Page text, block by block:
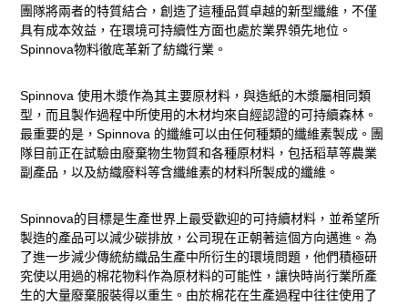
團隊將兩者的特質結合，創造了這種品質卓越的新型纖維，不僅
具有成本效益，在環境可持續性方面也處於業界領先地位。
Spinnova物料徹底革新了紡織行業。
Spinnova使用木漿作為其主要原材料，與造紙的木漿屬相同類
型，而且製作過程中所使用的木材均來自經認證的可持續森林。
最重要的是，Spinnova 的纖維可以由任何種類的纖維素製成。團
隊目前正在試驗由廢棄物生物質和各種原材料，包括稻草等農業
副產品，以及紡織廢料等含纖維素的材料所製成的纖維。
Spinnova的目標是生產世界上最受歡迎的可持續材料，並希望所
製造的產品可以減少碳排放，公司現在正朝著這個方向邁進。為
了進一步減少傳統紡織品生產中所衍生的環境問題，他們積極研
究使以用過的棉花物料作為原材料的可能性，讓快時尚行業所產
生的大量廢棄服裝得以重生。由於棉花在生產過程中往往使用了